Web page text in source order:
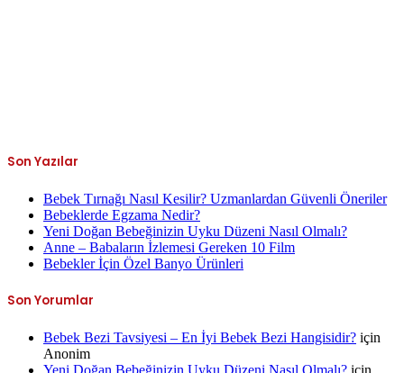
Son Yazılar
Bebek Tırnağı Nasıl Kesilir? Uzmanlardan Güvenli Öneriler
Bebeklerde Egzama Nedir?
Yeni Doğan Bebeğinizin Uyku Düzeni Nasıl Olmalı?
Anne – Babaların İzlemesi Gereken 10 Film
Bebekler İçin Özel Banyo Ürünleri
Son Yorumlar
Bebek Bezi Tavsiyesi – En İyi Bebek Bezi Hangisidir? için
Anonim
Yeni Doğan Bebeğinizin Uyku Düzeni Nasıl Olmalı? için